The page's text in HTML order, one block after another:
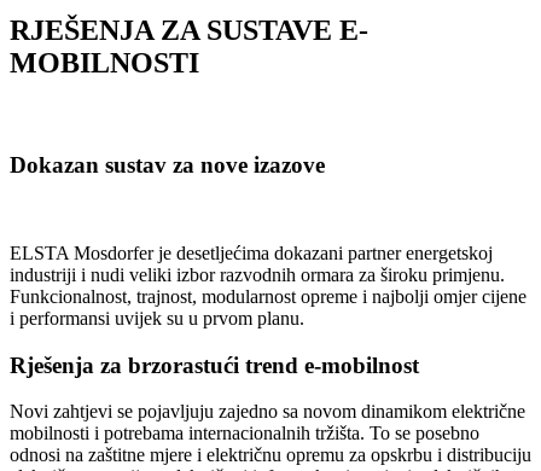
RJEŠENJA ZA SUSTAVE E-
MOBILNOSTI
Dokazan sustav za nove izazove
ELSTA Mosdorfer je desetljećima dokazani partner energetskoj
industriji i nudi veliki izbor razvodnih ormara za široku primjenu.
Funkcionalnost, trajnost, modularnost opreme i najbolji omjer cijene
i performansi uvijek su u prvom planu.
Rješenja za brzorastući trend e-mobilnost
Novi zahtjevi se pojavljuju zajedno sa novom dinamikom električne
mobilnosti i potrebama internacionalnih tržišta. To se posebno
odnosi na zaštitne mjere i električnu opremu za opskrbu i distribuciju